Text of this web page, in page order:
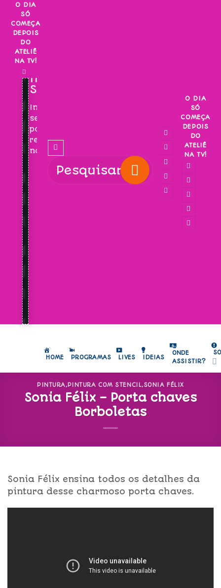
Skip
content
O DIA
SÓ
COMEÇA
DEPOIS
DO
ATELIÊ
NA TV!
INSCREVA-
SE!
Inscreva-
se
para
receber
novidades!
O DIA
SÓ
COMEÇA
DEPOIS
DO
ATELIÊ
NA TV!
HOME PROGRAMAS LIVES IDEIAS
ONDE
ASSISTIR?
PINTURA, PINTURA COM STENCIL,SONIA FÉLIX
Sonia Félix – Porta chaves
Borboletas
Sonia Félix ensina todos os detalhes da
pintura desse charmoso porta chaves.